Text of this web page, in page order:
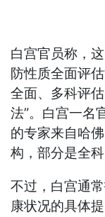
白宫官员称，
防性质全面评
全面、多科评
法”。白宫一名
的专家来自哈
构，部分是全科
不过，白宫通
康状况的具体